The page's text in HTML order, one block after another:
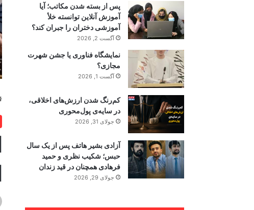
پس از بسته شدن مکاتب؛ آیا
آموزش آنلاین توانسته خلأ
آموزشی دختران را جبران کند؟
آگست 2, 2026
نمایشگاه فناوری یا جشن شهرت
مجازی؟
آگست 1, 2026
کم‌رنگ شدن ارزش‌های اخلاقی،
در سایه‌ی پول‌محوری
جولای 31, 2026
آزادی بشیر هاتف پس از یک سال
حبس؛ شکیب نظری و حمید
فرهادی همچنان در قید زندان
جولای 29, 2026